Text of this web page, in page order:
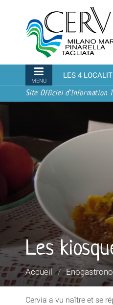
contenu.
à
navigation
turistico
ufficiale
Cervia,
Milano
Marittima,
Pinarella,
Tagliata
Navigation
MENU
LES 4
Site Officiel d'Information
Les
Vous
êtes
ici :
Accueil /
Cervia a vu naître et se